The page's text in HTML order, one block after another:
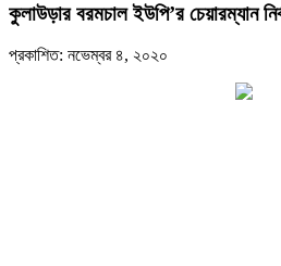
কুলাউড়ার বরমচাল ইউপি’র চেয়ারম্যান
প্রকাশিত: নভেম্বর ৪, ২০২০